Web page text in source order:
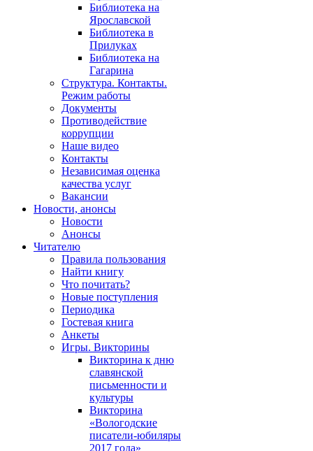
Библиотека на
Ярославской
Библиотека в
Прилуках
Библиотека на
Гагарина
Структура. Контакты.
Режим работы
Документы
Противодействие
коррупции
Наше видео
Контакты
Независимая оценка
качества услуг
Вакансии
Новости, анонсы
Новости
Анонсы
Читателю
Правила пользования
Найти книгу
Что почитать?
Новые поступления
Периодика
Гостевая книга
Анкеты
Игры. Викторины
Викторина к дню
славянской
письменности и
культуры
Викторина
«Вологодские
писатели-юбиляры
2017 года»